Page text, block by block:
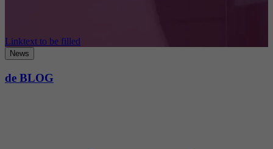
Linktext to be filled
News
de BLOG